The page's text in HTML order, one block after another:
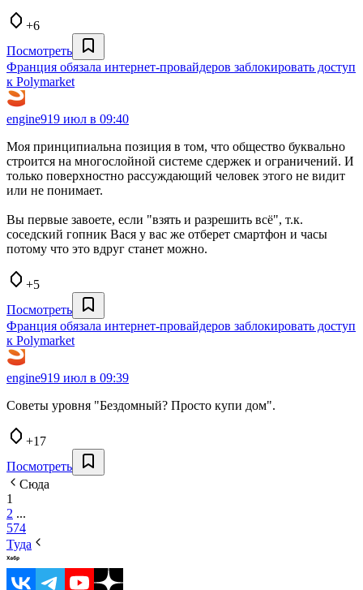
+6
Посмотреть
Франция обязала интернет-провайдеров заблокировать доступ
к Polymarket
engine919 июл в 09:40
Моя принципиальна позиция в том, что общество буквально
строится на многослойной системе сдержек и ограничений. И
только поверхностно рассуждающий человек этого не видит
или не понимает.
Вы первые завоете, если "взять и разрешить всё", т.к.
соседский гопник Вася у вас же отберет смартфон и часы
потому что это вдруг станет можно.
+5
Посмотреть
Франция обязала интернет-провайдеров заблокировать доступ
к Polymarket
engine919 июл в 09:39
Советы уровня "Бездомный? Просто купи дом".
+17
Посмотреть
Сюда
1
2 ...
574
Туда